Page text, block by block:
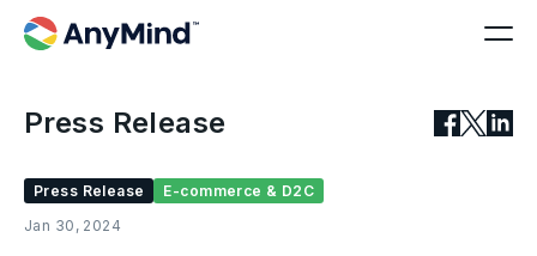
Press Release
Press Release
E-commerce & D2C
Jan 30, 2024